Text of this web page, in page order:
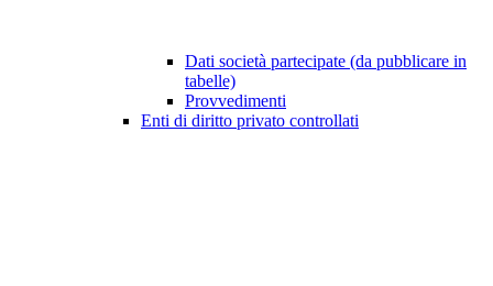
Dati società partecipate (da pubblicare in
tabelle)
Provvedimenti
Enti di diritto privato controllati